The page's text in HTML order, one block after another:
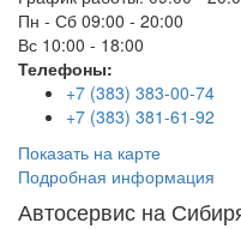
Пн - Сб 09:00 - 20:00
Вс 10:00 - 18:00
Телефоны:
+7 (383) 383-00-74
+7 (383) 381-61-92
Показать на карте
Подробная информация
Автосервис на